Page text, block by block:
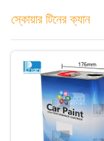
স্কোয়ার টিনের ক্যান